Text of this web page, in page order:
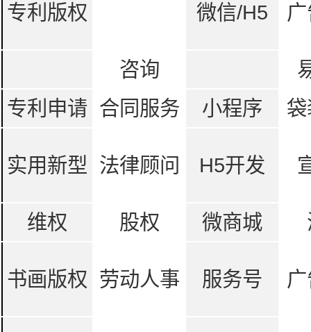
专利版权 微信/H5
咨询
专利申请 合同服务 小程序
实用新型 法律顾问 H5开发
维权 股权 微商城
书画版权 劳动人事 服务号